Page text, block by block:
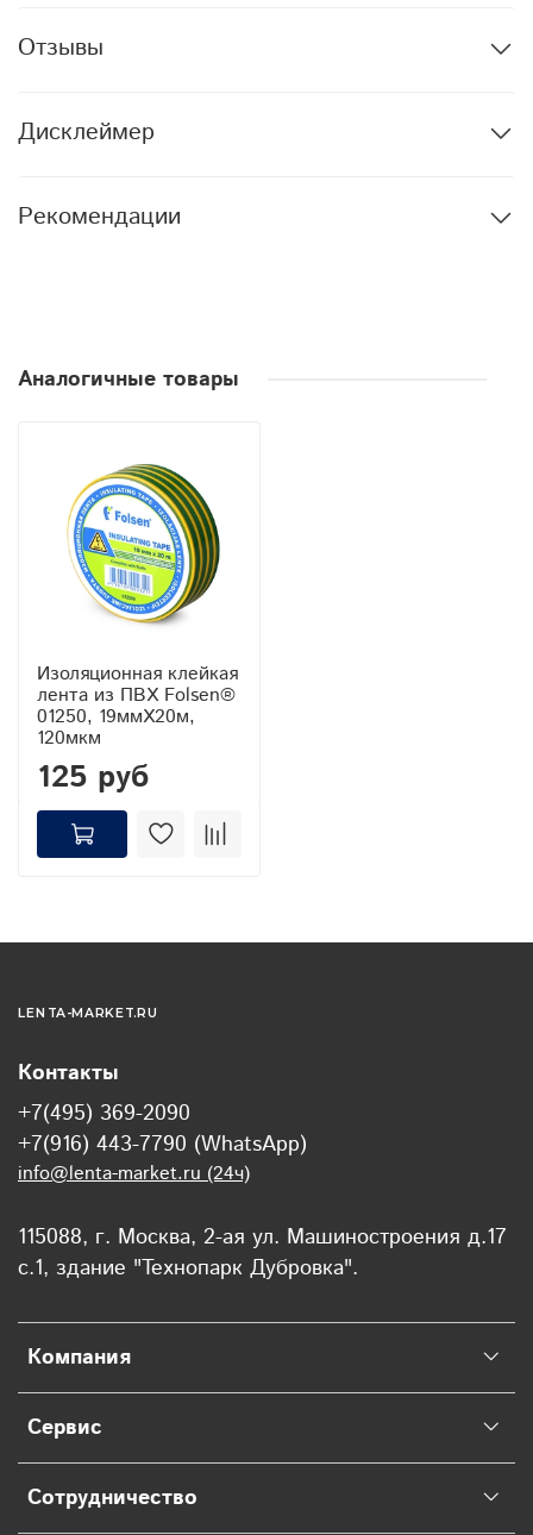
Отзывы
Дисклеймер
Рекомендации
Аналогичные товары
Изоляционная клейкая
лента из ПВХ Folsen®
01250, 19ммХ20м,
120мкм
125 руб
LENTA-MARKET.RU
Компания
Сервис
Сотрудничество
Контакты
+7(495) 369-2090
+7(916) 443-7790 (WhatsApp)
info@lenta-market.ru (24ч)
115088, г. Москва, 2-ая ул. Машиностроения д.17
с.1, здание "Технопарк Дубровка".